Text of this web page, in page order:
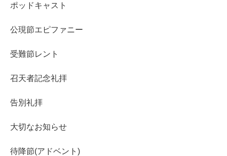
ポッドキャスト
公現節エピファニー
受難節レント
召天者記念礼拝
告別礼拝
大切なお知らせ
待降節(アドベント)